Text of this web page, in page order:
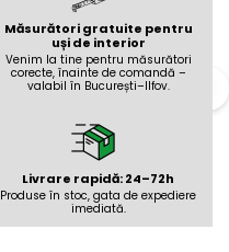
Măsurători gratuite pentru
uși de interior
Venim la tine pentru măsurători
corecte, înainte de comandă –
valabil în București–Ilfov.
Livrare rapidă: 24–72h
Produse în stoc, gata de expediere
imediată.